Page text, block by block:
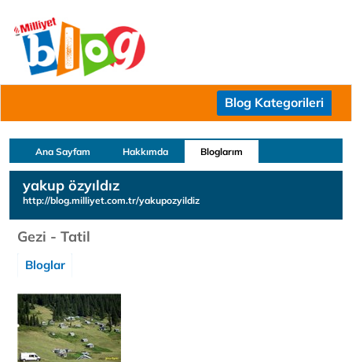
Blog Kategorileri
Ana Sayfam Hakkımda Bloglarım
yakup özyıldız
http://blog.milliyet.com.tr/yakupozyildiz
Gezi - Tatil
Bloglar